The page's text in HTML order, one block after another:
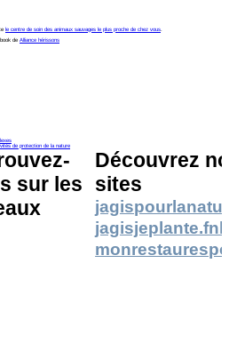
le centre de soin des animaux sauvages le plus proche de chez vous
de Alliance hérissons
de protection de la nature
sur les
Découvrez
sites